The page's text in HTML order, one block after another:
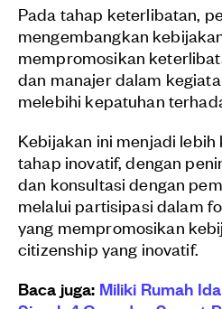
Pada tahap keterlibatan,
mengembangkan
mempromosikan
dan manajer dalam
melebihi kepatuhan
Kebijakan ini menjadi
tahap inovatif, dengan
dan konsultasi dengan
melalui partisipasi dalam
yang mempromosikan
citizenship yang inovatif.
Baca juga: Miliki Rumah